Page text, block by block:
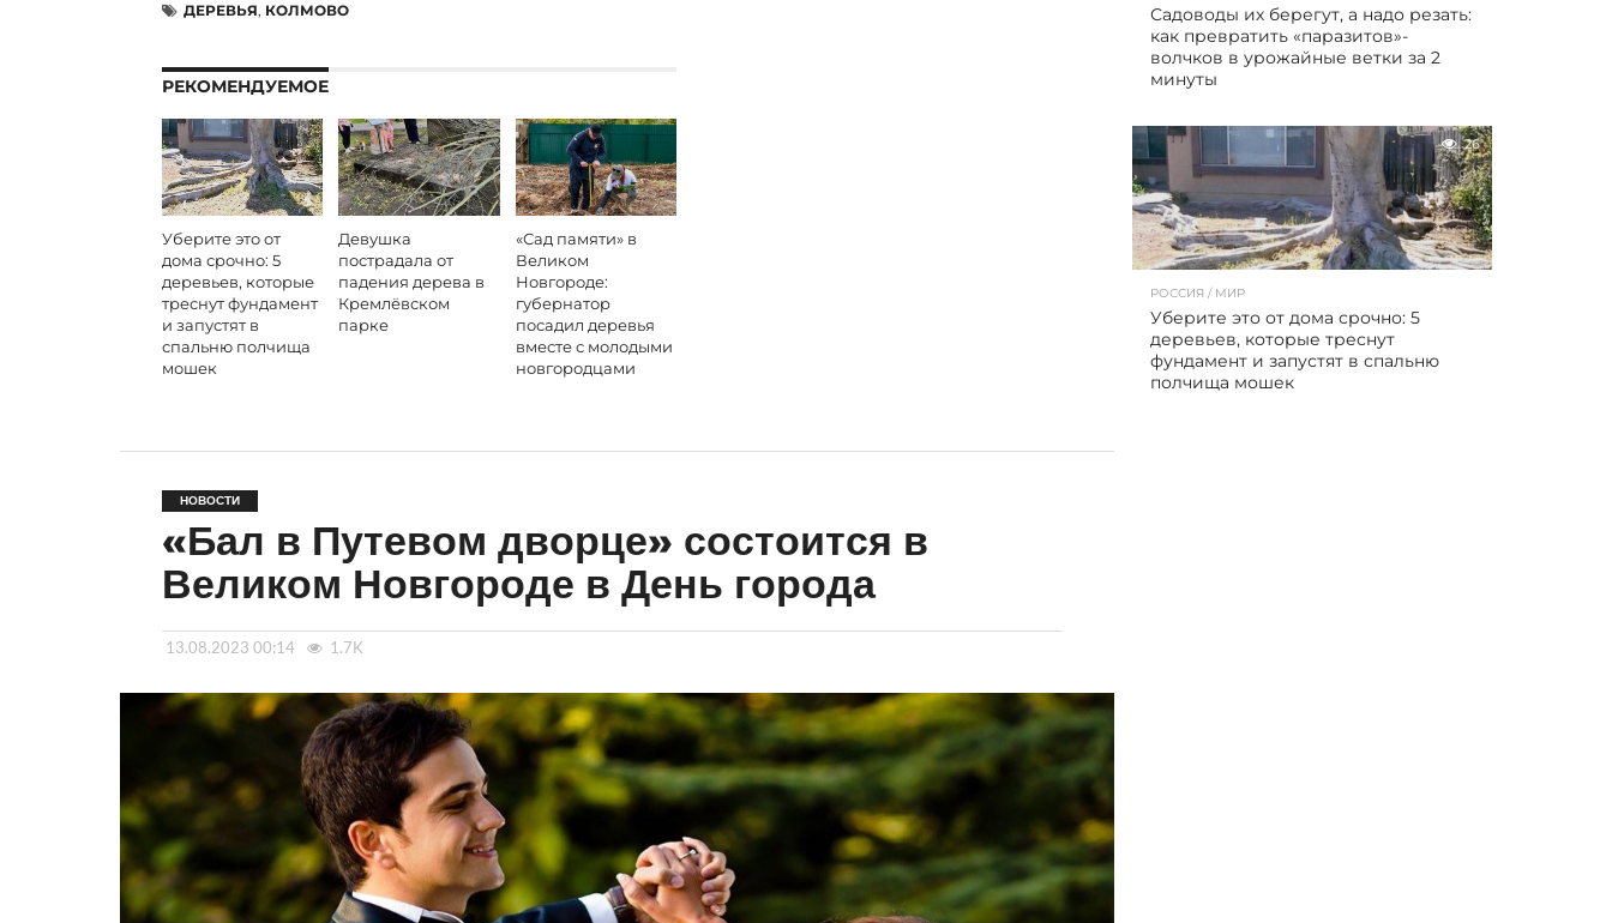
ДЕРЕВЬЯ, КОЛМОВО
РЕКОМЕНДУЕМОЕ
Уберите это от
дома срочно: 5
деревьев, которые
треснут фундамент
и запустят в
спальню полчища
мошек
Девушка
пострадала от
падения дерева в
Кремлёвском
парке
«Сад памяти» в
Великом
Новгороде:
губернатор
посадил деревья
вместе с молодыми
новгородцами
НОВОСТИ
«Бал в Путевом дворце» состоится в
Великом Новгороде в День города
13.08.2023 00:14 1.7K
Садоводы их берегут, а надо резать:
как превратить «паразитов»-
волчков в урожайные ветки за 2
минуты
26
РОССИЯ / МИР
Уберите это от дома срочно: 5
деревьев, которые треснут
фундамент и запустят в спальню
полчища мошек